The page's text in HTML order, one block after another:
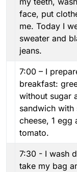
face, put
me. Today I
sweater and
jeans.
7:00 – I
breakfast:
without sugar
sandwich with
cheese, 1 egg
tomato.
7:30 - I wash
take my bag